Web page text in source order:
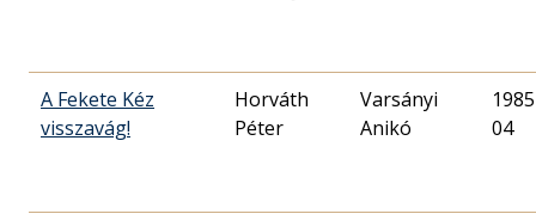
A Fekete Kéz
visszavág!
Horváth
Péter
Varsányi
Anikó
04